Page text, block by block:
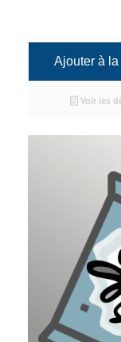
Ajouter à la
Voir les